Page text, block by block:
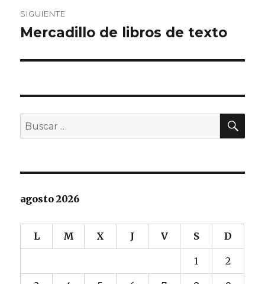
SIGUIENTE
Entrada
Mercadillo de libros de texto
Buscar
por:
agosto 2026
L M X J V S D
1 2